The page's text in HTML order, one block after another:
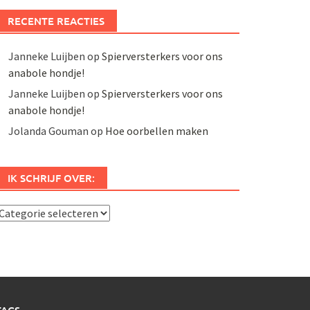
RECENTE REACTIES
Janneke Luijben op Spierversterkers voor ons
anabole hondje!
Janneke Luijben op Spierversterkers voor ons
anabole hondje!
Jolanda Gouman op Hoe oorbellen maken
IK SCHRIJF OVER: